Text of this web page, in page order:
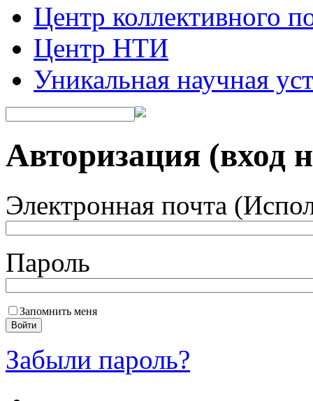
Центр коллективного
Центр НТИ
Уникальная научная
Авторизация (вход
Электронная почта
Пароль
Запомнить меня
Забыли пароль?